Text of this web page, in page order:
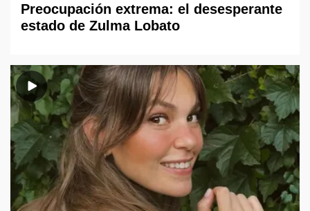
Preocupación extrema: el desesperante
estado de Zulma Lobato